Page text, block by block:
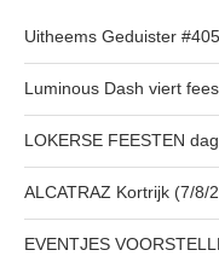
Uitheems Geduister #405
Luminous Dash viert
LOKERSE FEESTEN
ALCATRAZ Kortrijk (7/8/
EVENTJES